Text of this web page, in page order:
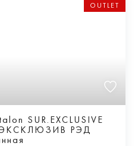
OUTLET
SUR.EXCLUSIVE
РЭД